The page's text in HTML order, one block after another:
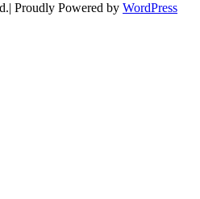
Proudly Powered by WordPress